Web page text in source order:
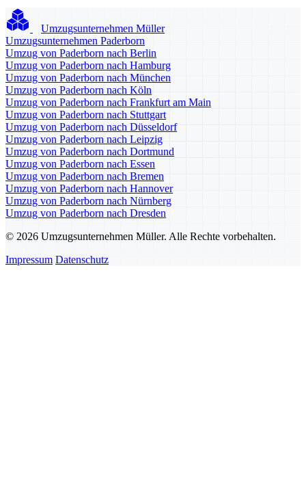
Umzugsunternehmen Müller
Umzugsunternehmen Paderborn
Umzug von Paderborn nach Berlin
Umzug von Paderborn nach Hamburg
Umzug von Paderborn nach München
Umzug von Paderborn nach Köln
Umzug von Paderborn nach Frankfurt am Main
Umzug von Paderborn nach Stuttgart
Umzug von Paderborn nach Düsseldorf
Umzug von Paderborn nach Leipzig
Umzug von Paderborn nach Dortmund
Umzug von Paderborn nach Essen
Umzug von Paderborn nach Bremen
Umzug von Paderborn nach Hannover
Umzug von Paderborn nach Nürnberg
Umzug von Paderborn nach Dresden
© 2026 Umzugsunternehmen Müller. Alle Rechte vorbehalten.
Impressum Datenschutz